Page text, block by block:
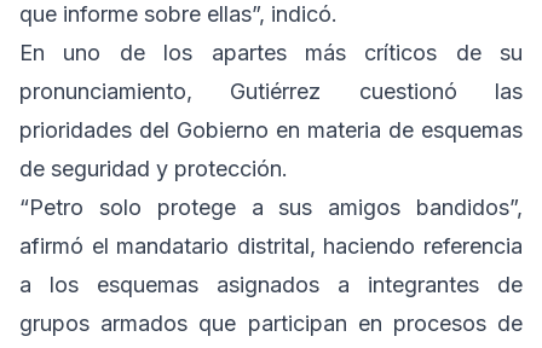
que informe sobre ellas”, indicó.
En uno de los apartes más críticos de su
pronunciamiento, Gutiérrez cuestionó las
prioridades del Gobierno en materia de esquemas
de seguridad y protección.
“Petro solo protege a sus amigos bandidos”,
afirmó el mandatario distrital, haciendo referencia
a los esquemas asignados a integrantes de
grupos armados que participan en procesos de